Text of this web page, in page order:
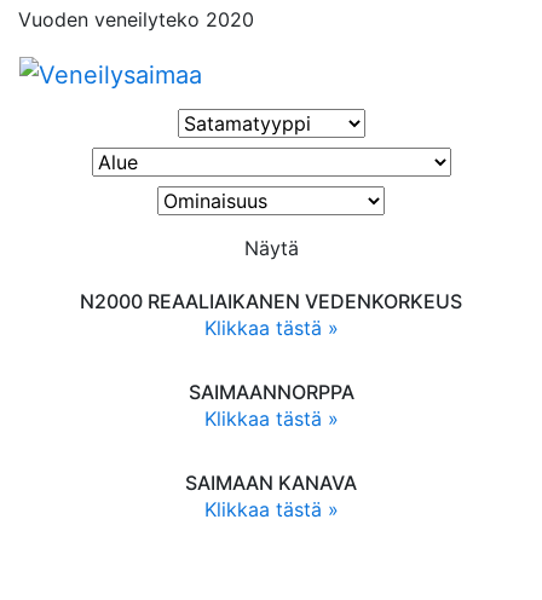
Vuoden veneilyteko 2020
Näytä
N2000 REAALIAIKANEN VEDENKORKEUS
Klikkaa tästä »
SAIMAANNORPPA
Klikkaa tästä »
SAIMAAN KANAVA
Klikkaa tästä »